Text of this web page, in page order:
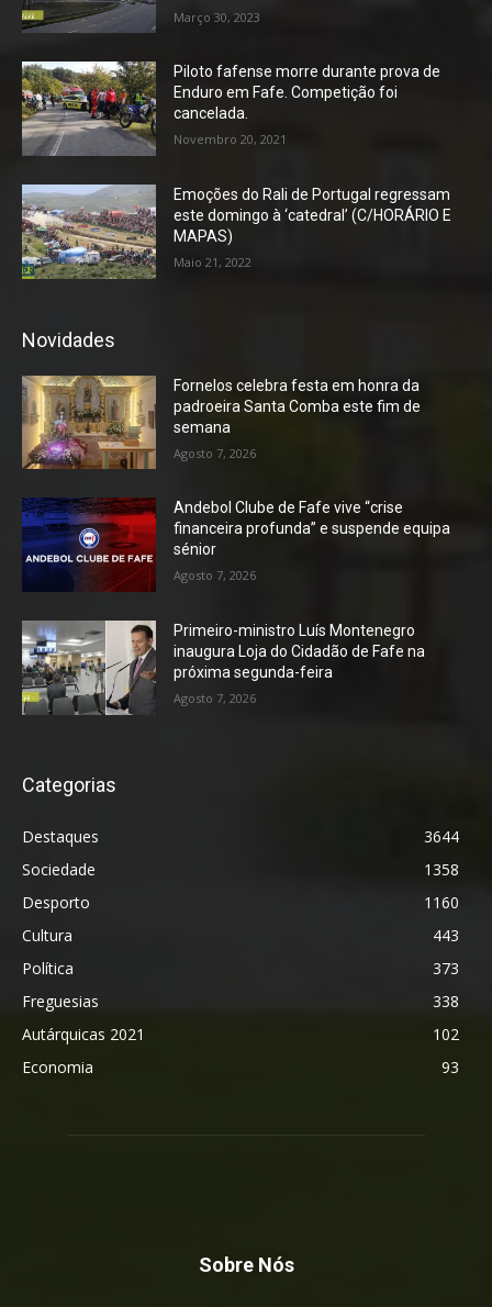
Março 30, 2023
Piloto fafense morre durante prova de
Enduro em Fafe. Competição foi
cancelada.
Novembro 20, 2021
Emoções do Rali de Portugal regressam
este domingo à ‘catedral’ (C/HORÁRIO E
MAPAS)
Maio 21, 2022
Novidades
Fornelos celebra festa em honra da
padroeira Santa Comba este fim de
semana
Agosto 7, 2026
Andebol Clube de Fafe vive “crise
financeira profunda” e suspende equipa
sénior
Agosto 7, 2026
Primeiro-ministro Luís Montenegro
inaugura Loja do Cidadão de Fafe na
próxima segunda-feira
Agosto 7, 2026
Categorias
Destaques
3644
Sociedade
1358
Desporto
1160
Cultura
443
Política
373
Freguesias
338
Autárquicas 2021
102
Economia
93
Sobre Nós